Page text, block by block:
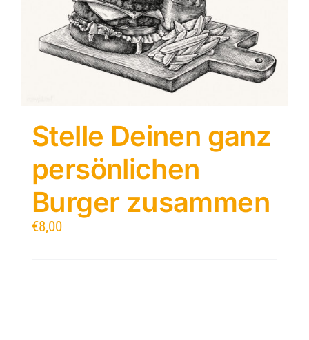
Stelle Deinen ganz
persönlichen
Burger zusammen
€8,00